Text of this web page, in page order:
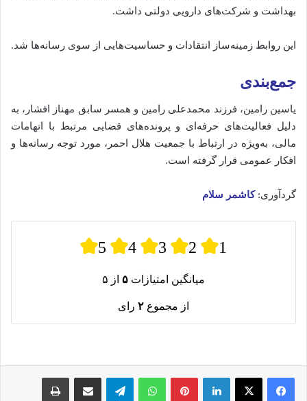
بهداشت و شرکت‌های دارویی دولتی داشت.
این روابط زمینه‌ساز انتقادات و حساسیت‌هایی از سوی رسانه‌ها شد.
جمع‌بندی
یاسین رامین، فرزند محمدعلی رامین و همسر سابق مهناز افشار، به
دلیل فعالیت‌های حرفه‌ای و پرونده‌های قضایی مرتبط با اتهامات
مالی، به‌ویژه در ارتباط با جمعیت هلال احمر، مورد توجه رسانه‌ها و
افکار عمومی قرار گرفته است.
گردآوری:کاشمر سلام
5 4 3 2 1
میانگین امتیازات ۵ از ۵
از مجموع ۲ رای
لینکدین پینترستواتس آپ تلگرام اشتراک گذاری از طریق ایمیل چاپ